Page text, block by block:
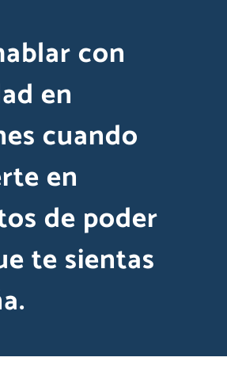
con
en
cuando
en
de poder
te sientas